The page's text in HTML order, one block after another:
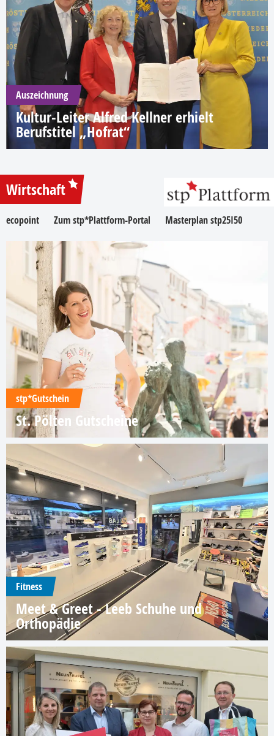
Auszeichnung
Kultur-Leiter Alfred Kellner erhielt
Berufstitel „Hofrat“
Wirtschaft
ecopoint Zum stp*Plattform-Portal Masterplan stp25I50
stp*Gutschein
St. Pölten Gutscheine
Fitness
Meet & Greet - Leeb Schuhe und
Orthopädie